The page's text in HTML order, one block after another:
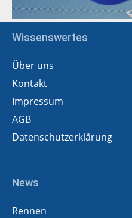
Wissenswertes
Über uns
Kontakt
Impressum
AGB
Datenschutzerklärung
News
Rennen